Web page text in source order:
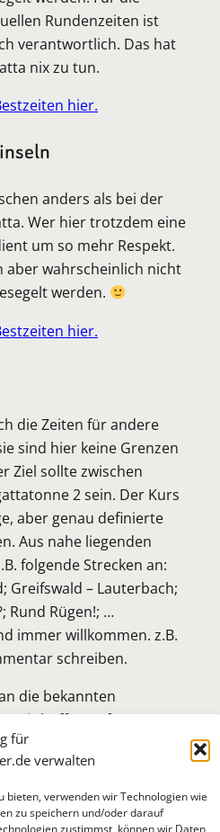
für
verwalten
bieten, verwenden wir Technologien wie
zu speichern und/oder darauf
zustimmst, können wir Daten
Rundenzeiten ist
verantwortlich. Das hat
nix zu tun.
hier.
anders als bei der
Wer hier trotzdem eine
um so mehr Respekt.
aber wahrscheinlich nicht
werden.
hier.
die Zeiten für andere
sind hier keine Grenzen
Ziel sollte zwischen
2 sein. Der Kurs
aber genau definierte
Aus nahe liegenden
folgende Strecken an:
Greifswald – Lauterbach;
Rund Rügen!; …
immer willkommen. z.B.
schreiben.
die bekannten
Wir hoffen auf rege